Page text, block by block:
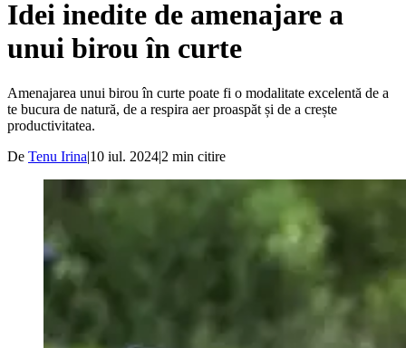
Idei inedite de amenajare a
unui birou în curte
Amenajarea unui birou în curte poate fi o modalitate excelentă de a
te bucura de natură, de a respira aer proaspăt și de a crește
productivitatea.
De Tenu Irina|10 iul. 2024|2 min citire